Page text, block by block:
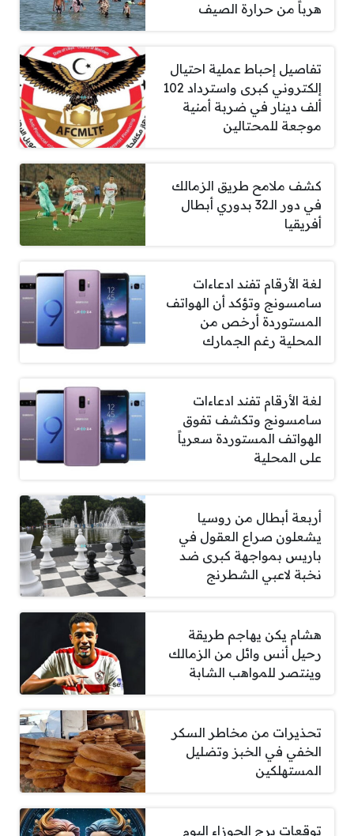
هرباً من حرارة الصيف
تفاصيل إحباط عملية احتيال
إلكتروني كبرى واسترداد 102
ألف دينار في ضربة أمنية
موجعة للمحتالين
كشف ملامح طريق الزمالك
في دور الـ32 بدوري أبطال
أفريقيا
لغة الأرقام تفند ادعاءات
سامسونج وتؤكد أن الهواتف
المستوردة أرخص من
المحلية رغم الجمارك
لغة الأرقام تفند ادعاءات
سامسونج وتكشف تفوق
الهواتف المستوردة سعرياً
على المحلية
أربعة أبطال من روسيا
يشعلون صراع العقول في
باريس بمواجهة كبرى ضد
نخبة لاعبي الشطرنج
هشام يكن يهاجم طريقة
رحيل أنس وائل من الزمالك
وينتصر للمواهب الشابة
تحذيرات من مخاطر السكر
الخفي في الخبز وتضليل
المستهلكين
توقعات برج الجوزاء اليوم